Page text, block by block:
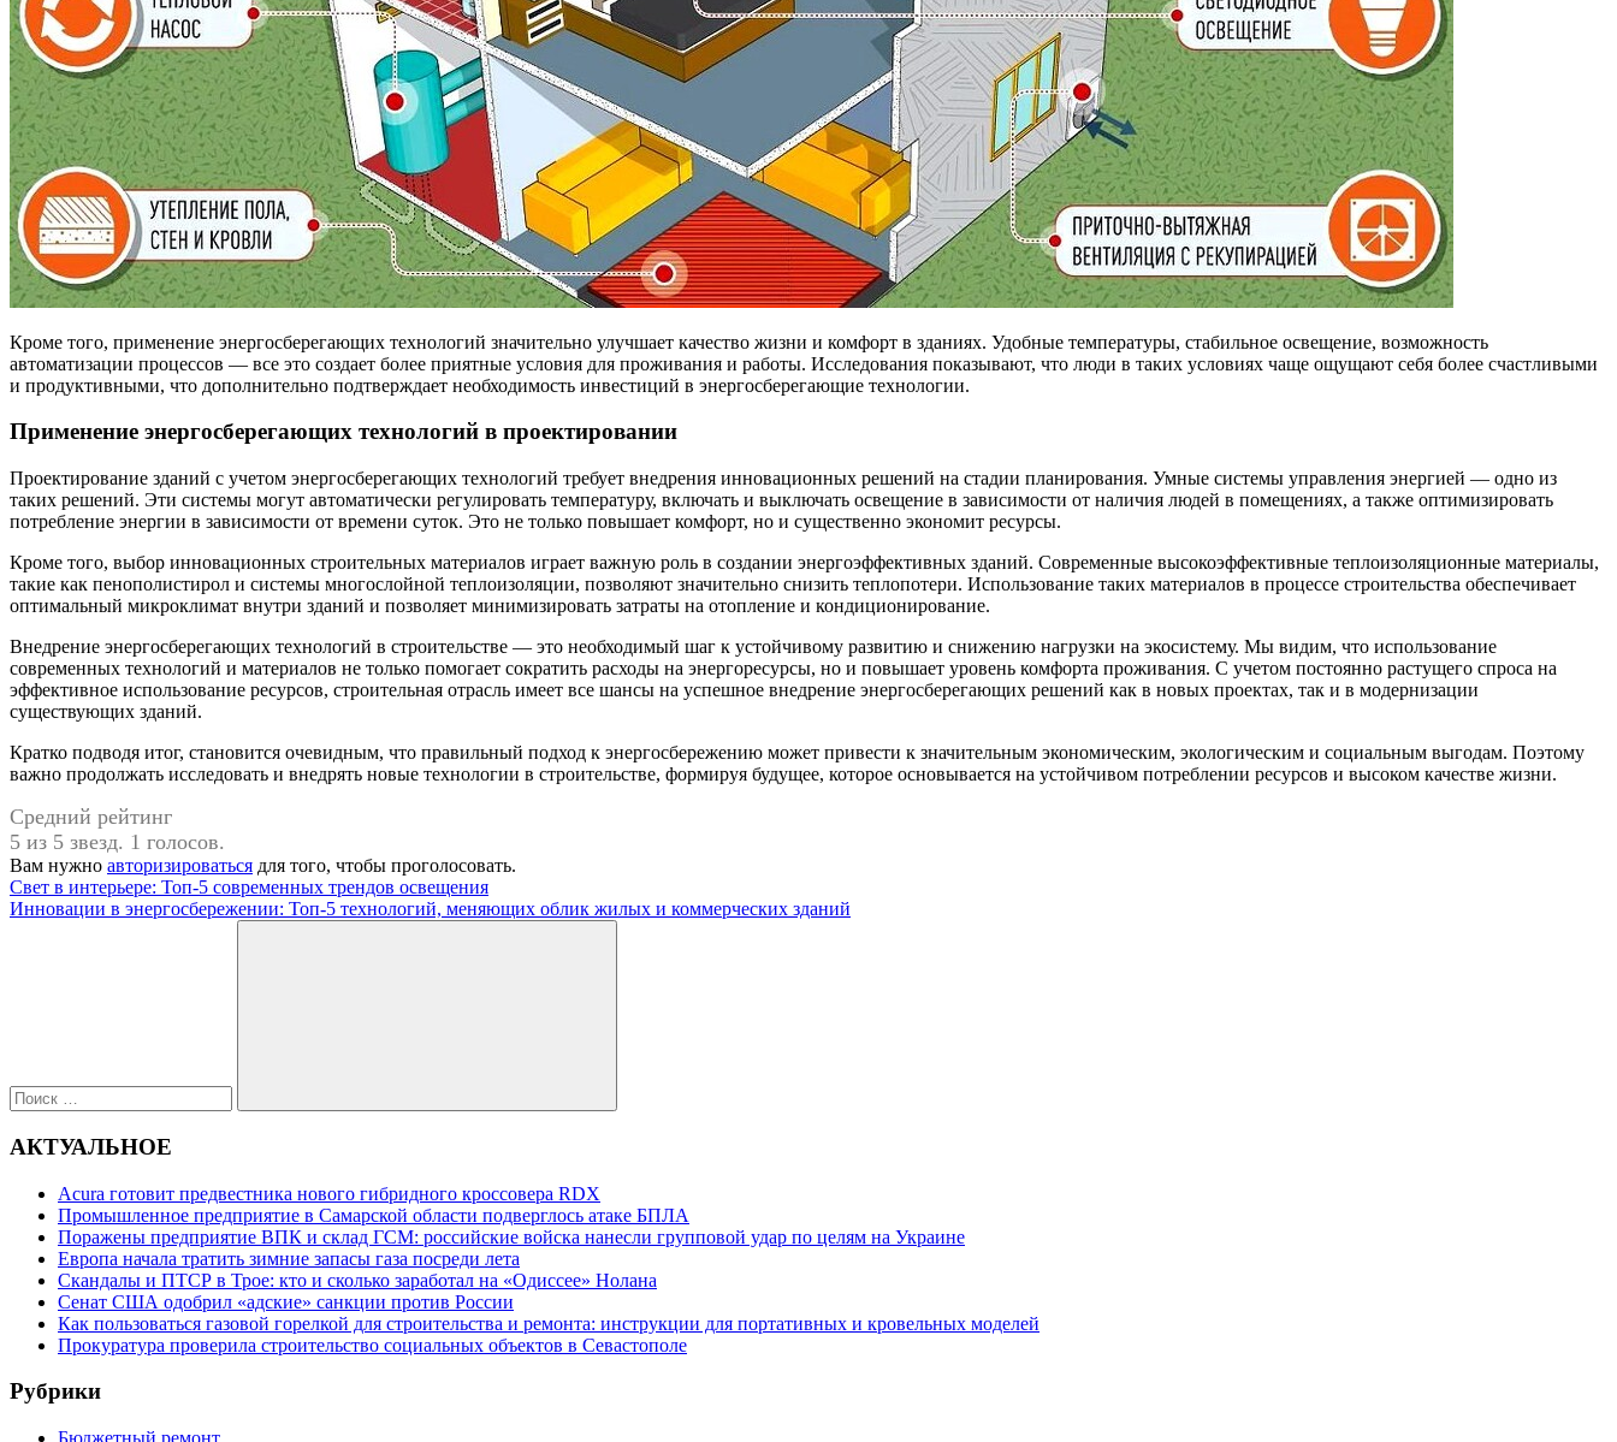
Кроме того, применение энергосберегающих технологий значительно улучшает качество жизни и комфорт в зданиях. Удобные температуры, стабильное освещение, возможность
автоматизации процессов — все это создает более приятные условия для проживания и работы. Исследования показывают, что люди в таких условиях чаще ощущают себя более счастливыми
и продуктивными, что дополнительно подтверждает необходимость инвестиций в энергосберегающие технологии.
Применение энергосберегающих технологий в проектировании
Проектирование зданий с учетом энергосберегающих технологий требует внедрения инновационных решений на стадии планирования. Умные системы управления энергией — одно из
таких решений. Эти системы могут автоматически регулировать температуру, включать и выключать освещение в зависимости от наличия людей в помещениях, а также оптимизировать
потребление энергии в зависимости от времени суток. Это не только повышает комфорт, но и существенно экономит ресурсы.
Кроме того, выбор инновационных строительных материалов играет важную роль в создании энергоэффективных зданий. Современные высокоэффективные теплоизоляционные материалы,
такие как пенополистирол и системы многослойной теплоизоляции, позволяют значительно снизить теплопотери. Использование таких материалов в процессе строительства обеспечивает
оптимальный микроклимат внутри зданий и позволяет минимизировать затраты на отопление и кондиционирование.
Внедрение энергосберегающих технологий в строительстве — это необходимый шаг к устойчивому развитию и снижению нагрузки на экосистему. Мы видим, что использование
современных технологий и материалов не только помогает сократить расходы на энергоресурсы, но и повышает уровень комфорта проживания. С учетом постоянно растущего спроса на
эффективное использование ресурсов, строительная отрасль имеет все шансы на успешное внедрение энергосберегающих решений как в новых проектах, так и в модернизации
существующих зданий.
Кратко подводя итог, становится очевидным, что правильный подход к энергосбережению может привести к значительным экономическим, экологическим и социальным выгодам. Поэтому
важно продолжать исследовать и внедрять новые технологии в строительстве, формируя будущее, которое основывается на устойчивом потреблении ресурсов и высоком качестве жизни.
Средний рейтинг
5 из 5 звезд. 1 голосов.
Вам нужно авторизироваться для того, чтобы проголосовать.
Навигация
по
Предыдущая
запись:
Свет в интерьере: Топ-5 современных трендов освещения
Следующая
Инновации в энергосбережении: Топ-5 технологий, меняющих облик жилых и коммерческих зданий
Поиск
АКТУАЛЬНОЕ
Acura готовит предвестника нового гибридного кроссовера RDX
Промышленное предприятие в Самарской области подверглось атаке БПЛА
Поражены предприятие ВПК и склад ГСМ: российские войска нанесли групповой удар по целям на Украине
Европа начала тратить зимние запасы газа посреди лета
Скандалы и ПТСР в Трое: кто и сколько заработал на «Одиссее» Нолана
Сенат США одобрил «адские» санкции против России
Как пользоваться газовой горелкой для строительства и ремонта: инструкции для портативных и кровельных моделей
Прокуратура проверила строительство социальных объектов в Севастополе
Рубрики
Бюджетный ремонт